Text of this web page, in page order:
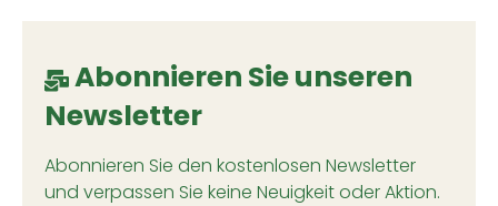
Abonnieren Sie unseren
Newsletter
Abonnieren Sie den kostenlosen Newsletter
und verpassen Sie keine Neuigkeit oder Aktion.